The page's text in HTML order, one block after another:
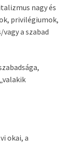
nagy és
privilégiumok,
a szabad
okai, a